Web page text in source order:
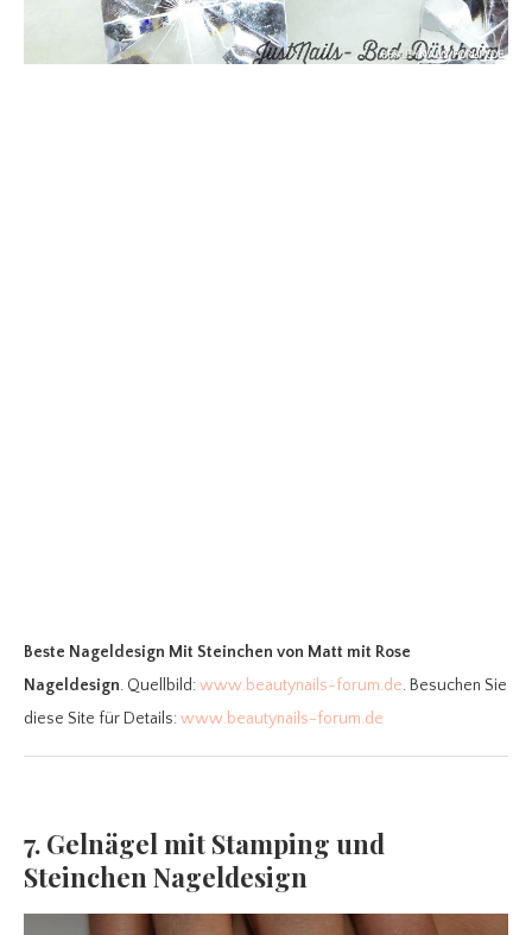
Beste Nageldesign Mit Steinchen von Matt mit Rose
Nageldesign. Quellbild:www.beautynails-forum.de. Besuchen Sie
diese Site für Details:www.beautynails-forum.de
7. Gelnägel mit Stamping und
Steinchen Nageldesign